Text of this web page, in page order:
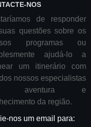
NOS
de responder
questões sobre os
programas ou
ajudá-lo a
um itinerário com
nossos especialistas
aventura e
da região.
nos um email para: